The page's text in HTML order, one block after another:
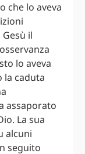
che lo aveva
il
lo aveva
la caduta
assaporato
La sua
alcuni
seguito